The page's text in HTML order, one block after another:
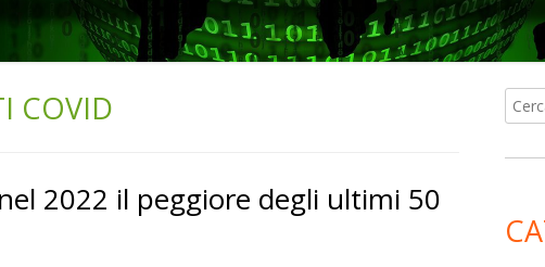
COVID
2022 il peggiore degli ultimi 50
per: